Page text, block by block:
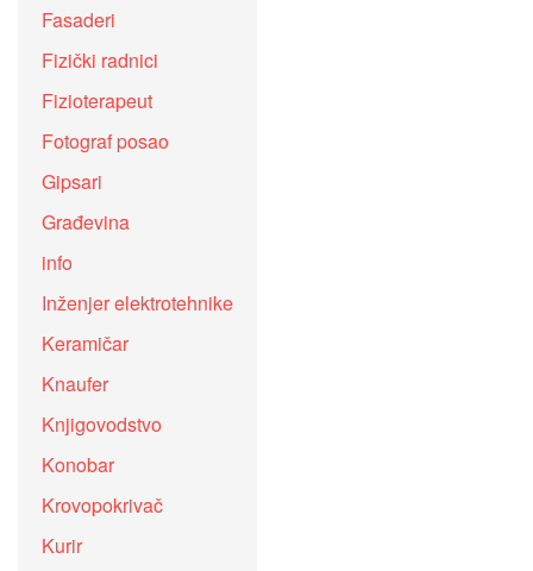
Fasaderi
Fizički radnici
Fizioterapeut
Fotograf posao
Gipsari
Građevina
info
Inženjer elektrotehnike
Keramičar
Knaufer
Knjigovodstvo
Konobar
Krovopokrivač
Kurir